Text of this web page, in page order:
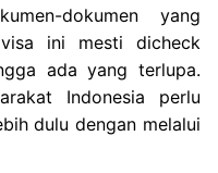
dokumen yang
ini mesti dicheck
ada yang terlupa.
Indonesia perlu
dulu dengan melalui